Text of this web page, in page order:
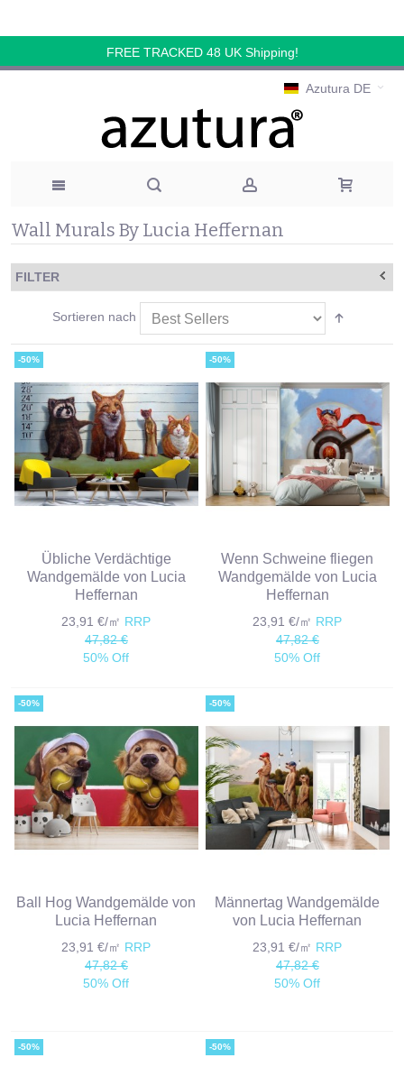
FREE TRACKED 48 UK Shipping!
Azutura DE
Wall Murals By Lucia Heffernan
FILTER
Sortieren nach
-50%
Übliche Verdächtige
Wandgemälde von Lucia
Heffernan
23,91 €/㎡ RRP
47,82 €
50% Off
-50%
Wenn Schweine fliegen
Wandgemälde von Lucia
Heffernan
23,91 €/㎡ RRP
47,82 €
50% Off
-50%
Ball Hog Wandgemälde von
Lucia Heffernan
23,91 €/㎡ RRP
47,82 €
50% Off
-50%
Männertag Wandgemälde
von Lucia Heffernan
23,91 €/㎡ RRP
47,82 €
50% Off
-50% -50%